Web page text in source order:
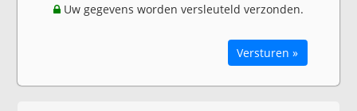
Uw gegevens worden versleuteld verzonden.
Versturen »